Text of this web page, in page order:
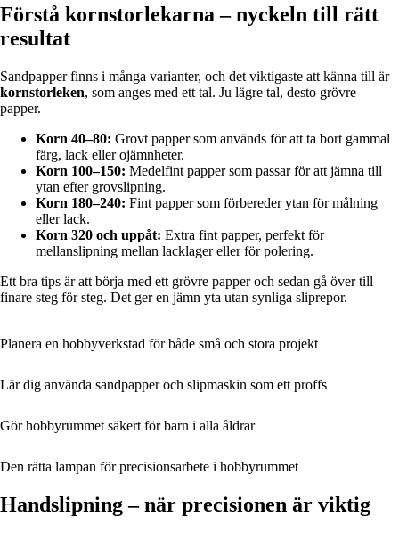
Förstå kornstorlekarna – nyckeln till rätt
resultat
Sandpapper finns i många varianter, och det viktigaste att känna till är
kornstorleken, som anges med ett tal. Ju lägre tal, desto grövre
papper.
Korn 40–80: Grovt papper som används för att ta bort gammal
färg, lack eller ojämnheter.
Korn 100–150: Medelfint papper som passar för att jämna till
ytan efter grovslipning.
Korn 180–240: Fint papper som förbereder ytan för målning
eller lack.
Korn 320 och uppåt: Extra fint papper, perfekt för
mellanslipning mellan lacklager eller för polering.
Ett bra tips är att börja med ett grövre papper och sedan gå över till
finare steg för steg. Det ger en jämn yta utan synliga sliprepor.
Planera en hobbyverkstad för både små och stora projekt
Lär dig använda sandpapper och slipmaskin som ett proffs
Gör hobbyrummet säkert för barn i alla åldrar
Den rätta lampan för precisionsarbete i hobbyrummet
Handslipning – när precisionen är viktig